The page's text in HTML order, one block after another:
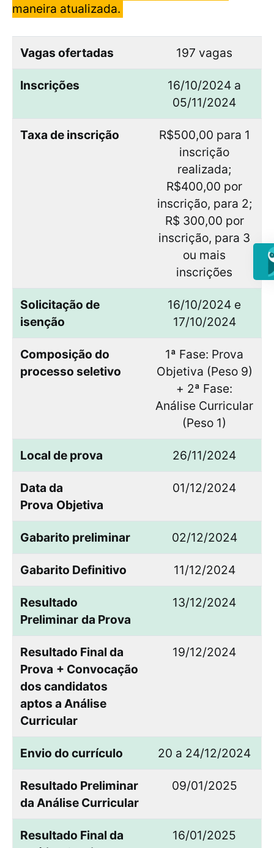
maneira atualizada.
Vagas ofertadas 197 vagas
Inscrições
16/10/2024 a
05/11/2024
Taxa de inscrição
R$500,00 para 1
inscrição
realizada;
R$400,00 por
inscrição, para 2;
R$ 300,00 por
inscrição, para 3
ou mais
inscrições
Solicitação de
isenção
16/10/2024 e
17/10/2024
Composição do
processo seletivo
1ª Fase: Prova
Objetiva (Peso 9)
+ 2ª Fase:
Análise Curricular
(Peso 1)
Local de prova 26/11/2024
Data da
Prova Objetiva
01/12/2024
Gabarito preliminar 02/12/2024
Gabarito Definitivo 11/12/2024
Resultado
Preliminar da Prova
13/12/2024
Resultado Final da
Prova + Convocação
dos candidatos
aptos a Análise
Curricular
19/12/2024
Envio do currículo 20 a 24/12/2024
Resultado Preliminar
da Análise Curricular
09/01/2025
Resultado Final da
16/01/2025